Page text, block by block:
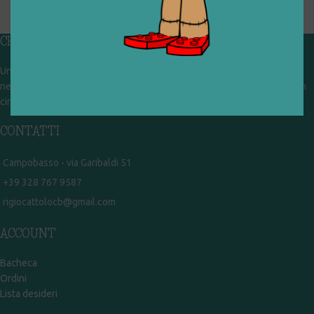
CHI SIAMO
Un gruppo di volontari che sognano di diventare un centro del riuso e
nel frattempo ricevono in dono giocattoli, li riparano e li reimmettono in
circolazione. Operiamo per un'economia civile, circolare e sostenibile.
CONTATTI
Campobasso - via Garibaldi 51
+39 328 767 9587
rigiocattolocb@gmail.com
ACCOUNT
Bacheca
Ordini
Lista desideri